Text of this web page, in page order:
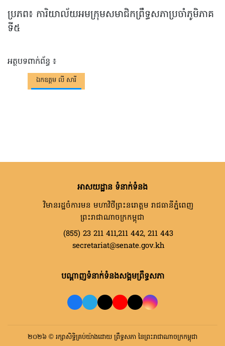
ប្រភព​៖​ ការិយាល័យ​អម​ក្រុម​សមាជិក​ព្រឹទ្ធសភា​ប្រចាំ​ភូមិ​ភាគ​
ទី​៥
អត្ថបទពាក់ព័ន្ធ ៖
ឯកឧត្តម លី សារី
អាសយដ្ឋាន ទំនាក់ទំនង
វិមានរដ្ឋចំការមន មហាវិថីព្រះនរោត្តម រាជធានីភ្នំពេញ
ព្រះរាជាណាចក្រកម្ពុជា
(855) 23 211 411,211 442, 211 443
secretariat@senate.gov.kh
បណ្តាញទំនាក់ទំនងសង្គមព្រឹទ្ធសភា
២០២៦ © រក្សាសិទ្ធិគ្រប់យ៉ាងដោយ ព្រឹទ្ធសភា នៃព្រះរាជាណាចក្រកម្ពុជា